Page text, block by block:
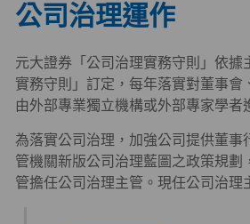
公司治理運作
元大證券「公司治理實務守則」依
實務守則」訂定，每年落實對董事
由外部專業獨立機構或外部專家學者
為落實公司治理，加強公司提供董
管機關新版公司治理藍圖之政策規
管擔任公司治理主管。現任公司治理